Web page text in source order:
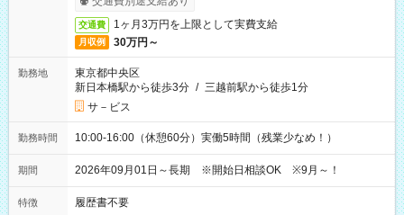
交通費 1ヶ月3万円を上限として実費支給
月収例 30万円～
勤務地
東京都中央区
新日本橋駅から徒歩3分 / 三越前駅から徒歩1分
サ－ビス
勤務時間 10:00-16:00（休憩60分）実働5時間（残業少なめ！）
期間 2026年09月01日～長期 ※開始日相談OK ※9月～！
特徴 履歴書不要